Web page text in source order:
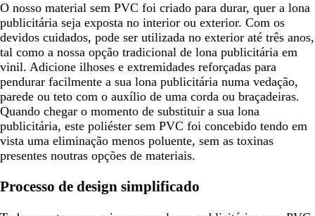
O nosso material sem PVC foi criado para durar, quer a lona
publicitária seja exposta no interior ou exterior. Com os
devidos cuidados, pode ser utilizada no exterior até três anos,
tal como a nossa opção tradicional de lona publicitária em
vinil. Adicione ilhoses e extremidades reforçadas para
pendurar facilmente a sua lona publicitária numa vedação,
parede ou teto com o auxílio de uma corda ou braçadeiras.
Quando chegar o momento de substituir a sua lona
publicitária, este poliéster sem PVC foi concebido tendo em
vista uma eliminação menos poluente, sem as toxinas
presentes noutras opções de materiais.
Processo de design simplificado